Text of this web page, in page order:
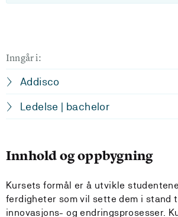
Inngår i:
Addisco
Ledelse | bachelor
Innhold og oppbygning
Kursets formål er å utvikle
ferdigheter som vil sette dem i stand
innovasjons- og endringsprosesser.